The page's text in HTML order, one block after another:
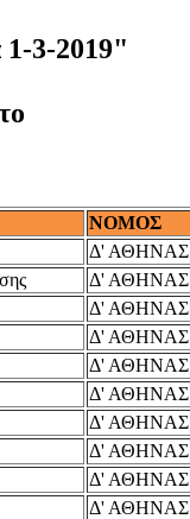
1-3-2019"
ΝΟΜΟΣ
Δ' ΑΘΗΝΑΣ
Δ' ΑΘΗΝΑΣ
Δ' ΑΘΗΝΑΣ
Δ' ΑΘΗΝΑΣ
Δ' ΑΘΗΝΑΣ
Δ' ΑΘΗΝΑΣ
Δ' ΑΘΗΝΑΣ
Δ' ΑΘΗΝΑΣ
Δ' ΑΘΗΝΑΣ
Δ' ΑΘΗΝΑΣ